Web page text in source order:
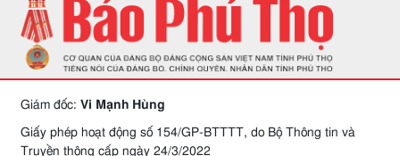
Giám đốc: Vi Mạnh Hùng
Giấy phép hoạt động số 154/GP-BTTTT, do Bộ Thông tin và
Truyền thông cấp ngày 24/3/2022